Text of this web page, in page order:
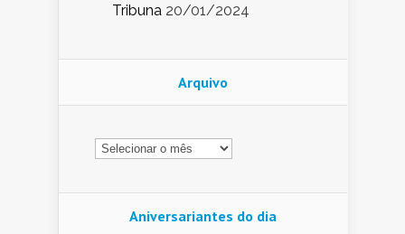
Tribuna 20/01/2024
Arquivo
Arquivo
Aniversariantes do dia